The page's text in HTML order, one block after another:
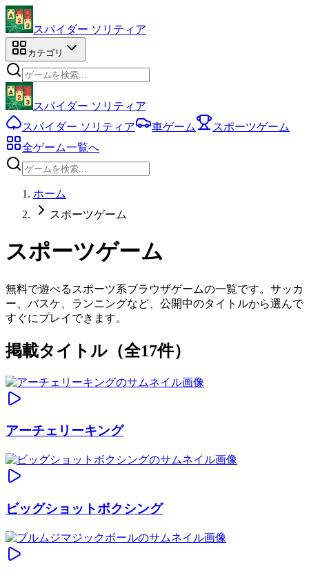
スパイダー ソリティア
カテゴリ
スパイダー ソリティア
スパイダー ソリティア
車ゲーム
スポーツゲーム
全ゲーム一覧へ
ホーム
スポーツゲーム
スポーツゲーム
無料で遊べるスポーツ系ブラウザゲームの一覧です。サッカ
ー、バスケ、ランニングなど、公開中のタイトルから選んで
すぐにプレイできます。
掲載タイトル（全17件）
アーチェリーキング
ビッグショットボクシング